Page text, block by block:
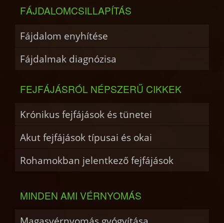
FÁJDALOMCSILLAPÍTÁS
Fájdalom enyhítése
Fájdalmak diagnózisa
FEJFÁJÁSRÓL NÉPSZERŰ CIKKEK
Krónikus fejfájások és tünetei
Akut fejfájások típusai és okai
Rohamokban jelentkező fejfájások
MINDEN AMI VÉRNYOMÁS